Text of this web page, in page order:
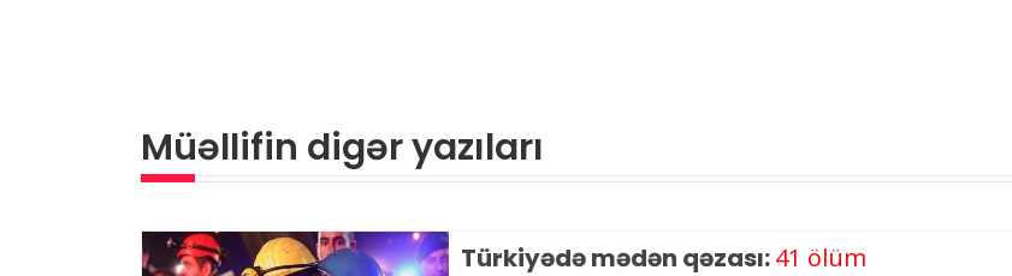
Müəllifin digər yazıları
Türkiyədə mədən qəzası:41 ölüm